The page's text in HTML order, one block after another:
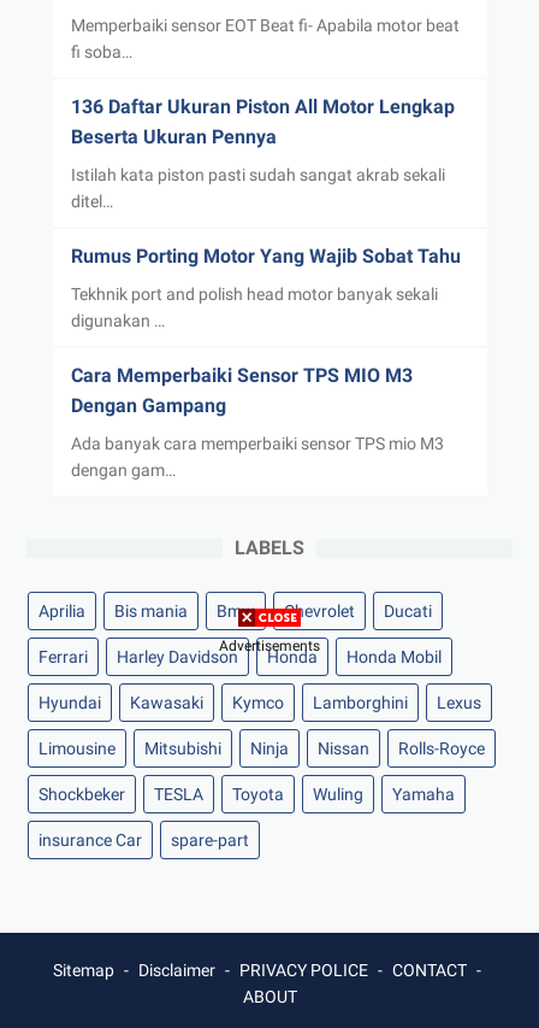
Memperbaiki sensor EOT Beat fi- Apabila motor beat
fi soba…
136 Daftar Ukuran Piston All Motor Lengkap
Beserta Ukuran Pennya
Istilah kata piston pasti sudah sangat akrab sekali
ditel…
Rumus Porting Motor Yang Wajib Sobat Tahu
Tekhnik port and polish head motor banyak sekali
digunakan …
Cara Memperbaiki Sensor TPS MIO M3
Dengan Gampang
Ada banyak cara memperbaiki sensor TPS mio M3
dengan gam…
LABELS
Aprilia Bis mania Bmw Chevrolet Ducati
Ferrari Harley Davidson Honda Honda Mobil
Hyundai Kawasaki Kymco Lamborghini Lexus
Limousine Mitsubishi Ninja Nissan Rolls-Royce
Shockbeker TESLA Toyota Wuling Yamaha
insurance Car spare-part
Sitemap Disclaimer PRIVACY POLICE
CONTACT
ABOUT
Advertisements